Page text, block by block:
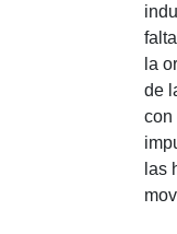
la
de
con
las